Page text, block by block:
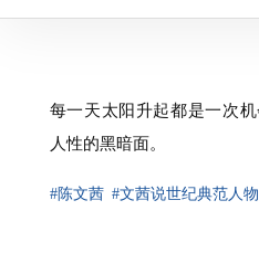
每一天太阳升起都是一次
人性的黑暗面。
#陈文茜 #文茜说世纪典范人物